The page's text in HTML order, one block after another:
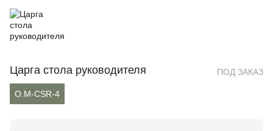
Царга стола руководителя ПОД ЗАКАЗ
O.M-CSR-4